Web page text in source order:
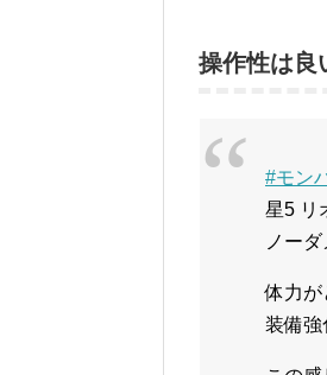
操作性は良
#モン
星5 リ
ノー
体力
装備強